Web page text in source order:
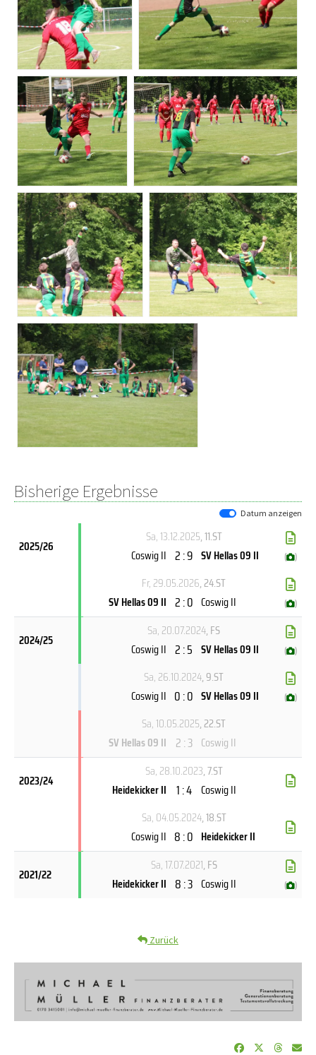
Bisherige Ergebnisse
Datum anzeigen
2025/26
Sa, 13.12.2025, 11.ST
Coswig II 2 : 9 SV Hellas 09 II ( )
Fr, 29.05.2026, 24.ST
SV Hellas 09 II 2 : 0 Coswig II ( )
2024/25
Sa, 20.07.2024, FS
Coswig II 2 : 5 SV Hellas 09 II ( )
Sa, 26.10.2024, 9.ST
Coswig II 0 : 0 SV Hellas 09 II ( )
Sa, 10.05.2025, 22.ST
SV Hellas 09 II 2 : 3 Coswig II
2023/24
Sa, 28.10.2023, 7.ST
Heidekicker II 1 : 4 Coswig II
Sa, 04.05.2024, 18.ST
Coswig II 8 : 0 Heidekicker II
2021/22
Sa, 17.07.2021, FS
Heidekicker II 8 : 3 Coswig II ( )
Zurück